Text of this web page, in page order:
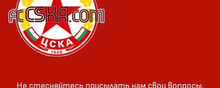
Не стесняйтесь присылать нам свои вопросы,